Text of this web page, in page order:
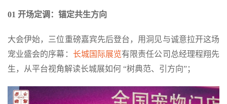
01 开场定调：锚定共生方向
大会伊始，三位重磅嘉宾先后登台，用洞见与诚意拉开这场
宠业盛会的序幕： 长城国际展览有限责任公司总经理程翔先
生，从平台视角解读长城展如何 “树典范、引方向”；